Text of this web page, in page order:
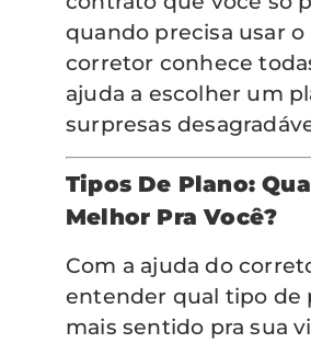
quando precisa usar o
corretor conhece
ajuda a escolher um
surpresas
Tipos De Plano:
Melhor Pra Você?
Com a ajuda do
entender qual tipo de
mais sentido pra sua